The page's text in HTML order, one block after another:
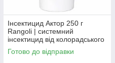
Інсектицид Актор 250 г
Rangoli | системний
інсектицид від колорадського
жука, попелиці, білокрилки,
трипсів та ґрунтових
Готово до відправки